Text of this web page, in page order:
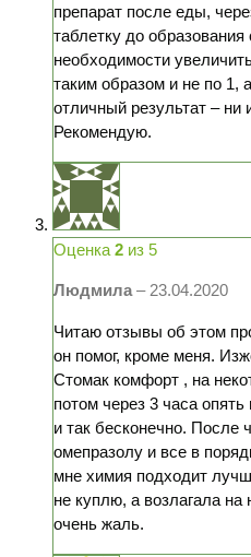
препарат после еды,
таблетку до образования
необходимости
таким образом и не по 1,
отличный результат – ни
Рекомендую.
Оценка 2 из 5
Людмила – 23.04.2020
Читаю отзывы об этом
он помог, кроме меня.
Стомак комфорт , на
потом через 3 часа
и так бесконечно. После
омепразолу и все в
мне химия подходит
не куплю, а возлагала
очень жаль.